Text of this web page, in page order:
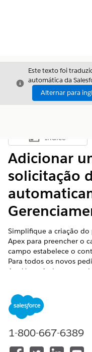
Fechar
Este texto foi
automática da
Alternar para
Mostrar índice
Índice
Adicionar
solicitação
Simplifique a criação
Apex para preencher o
campo estabelece o
Para todos os novos
AppUsageAssignments
Disponível em:
Disponível em: Edições
doReceue Management
em que o
1-800-667-6389